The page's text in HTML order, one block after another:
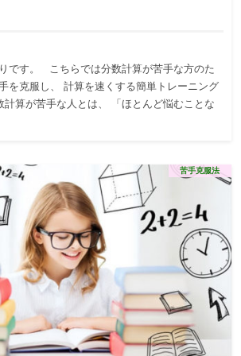
です。 こちらでは分数計算が苦手な方のた
を克服し、 計算を速くする簡単トレーニング
算が苦手な人とは、 「ほとんど悩むことな
苦手克服法